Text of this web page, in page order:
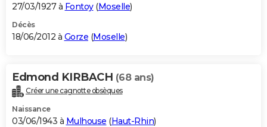
27/03/1927 à Fontoy(Moselle)
Décès
18/06/2012 à Gorze (Moselle)
Edmond KIRBACH (68 ans)
Créer une cagnotte obsèques
Naissance
03/06/1943 à Mulhouse (Haut-Rhin)